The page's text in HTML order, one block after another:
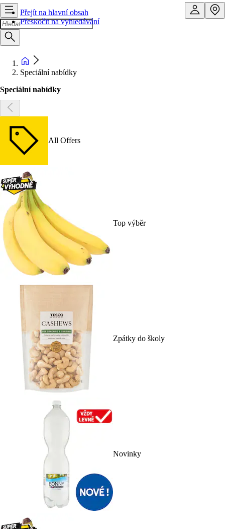
Přejít na hlavní obsah
Přeskočit na vyhledávání
Speciální nabídky
Speciální nabídky
All Offers
Top výběr
Zpátky do školy
Novinky